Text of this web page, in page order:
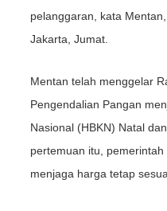
pelanggaran, kata
Jakarta, Jumat.
Mentan telah menggelar
Pengendalian Pangan
Nasional (HBKN) Natal
pertemuan itu,
menjaga harga tetap